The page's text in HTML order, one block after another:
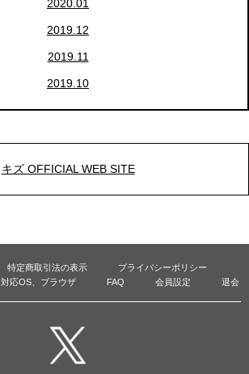
2020.01
2019.12
2019.11
2019.10
キズ OFFICIAL WEB SITE
特定商取引法の表示
プライバシーポリシー
対応OS、ブラウザ FAQ 会員設定 退会